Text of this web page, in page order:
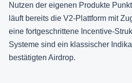
Nutzen der eigenen Produkte
läuft bereits die V2-Plattform mit
eine fortgeschrittene Incentive-
Systeme sind ein klassischer
bestätigten Airdrop.